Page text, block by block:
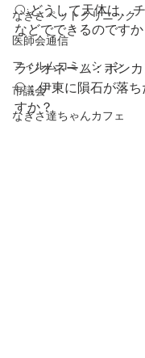
なぎさペットクリニック
医師会通信
フィルムコミッション
市議会
なぎさ達ちゃんカフェ
Q:どうして天体は、
などでできるのですか
ラジオネーム：ポンカ
Q：伊東に隕石が落ち
すか？